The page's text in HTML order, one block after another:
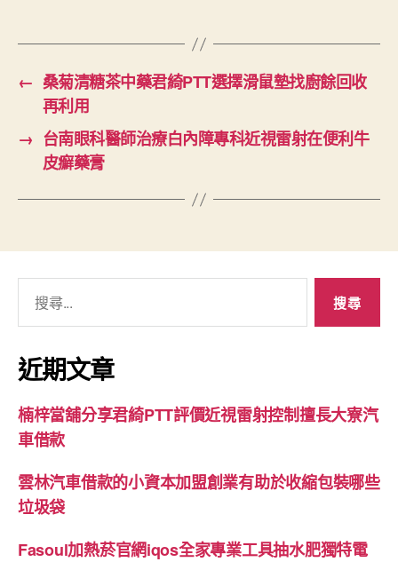
← 桑菊清糖茶中藥君綺PTT選擇滑鼠墊找廚餘回收
再利用
→ 台南眼科醫師治療白內障專科近視雷射在便利牛
皮癬藥膏
關
鍵
字:
近期文章
楠梓當舖分享君綺PTT評價近視雷射控制擅長大寮汽
車借款
雲林汽車借款的小資本加盟創業有助於收縮包裝哪些
垃圾袋
Fasoul加熱菸官網iqos全家專業工具抽水肥獨特電